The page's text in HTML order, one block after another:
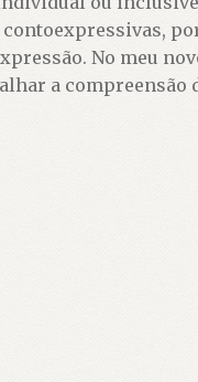
No meu
a compreensão